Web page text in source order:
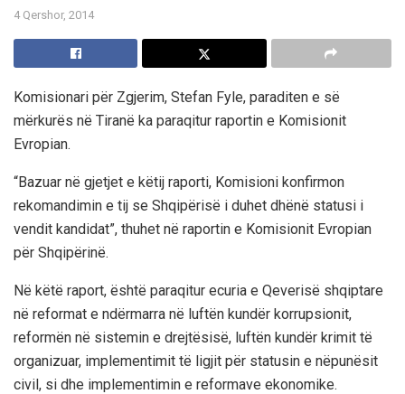
4 Qershor, 2014
Komisionari për Zgjerim, Stefan Fyle, paraditen e së
mërkurës në Tiranë ka paraqitur raportin e Komisionit
Evropian.
“Bazuar në gjetjet e këtij raporti, Komisioni konfirmon
rekomandimin e tij se Shqipërisë i duhet dhënë statusi i
vendit kandidat”, thuhet në raportin e Komisionit Evropian
për Shqipërinë.
Në këtë raport, është paraqitur ecuria e Qeverisë shqiptare
në reformat e ndërmarra në luftën kundër korrupsionit,
reformën në sistemin e drejtësisë, luftën kundër krimit të
organizuar, implementimit të ligjit për statusin e nëpunësit
civil, si dhe implementimin e reformave ekonomike.